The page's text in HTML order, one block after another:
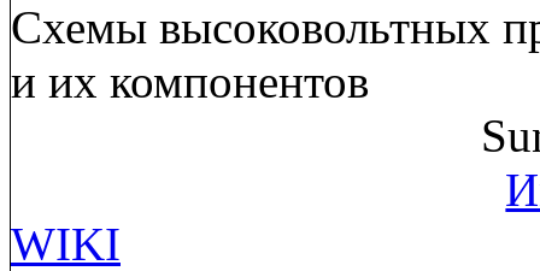
Схемы высоковольтных
и их компонентов
WIKI